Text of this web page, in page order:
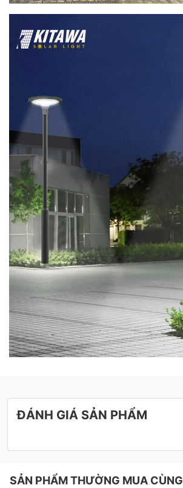
ĐÁNH GIÁ SẢN PHẨM
SẢN PHẨM THƯỜNG MUA CÙNG